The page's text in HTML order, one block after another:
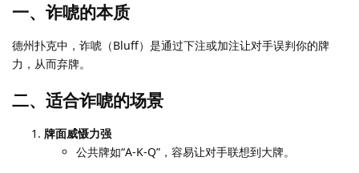
一、诈唬的本质
德州扑克中，诈唬（Bluff）是通过下注或加注让对手误判你的牌
力，从而弃牌。
二、适合诈唬的场景
牌面威慑力强
公共牌如“A-K-Q”，容易让对手联想到大牌。